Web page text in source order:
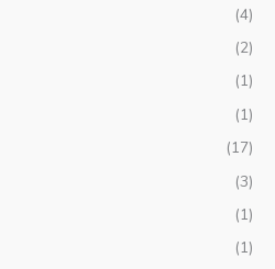
(4)
(2)
(1)
(1)
(17)
(3)
(1)
(1)